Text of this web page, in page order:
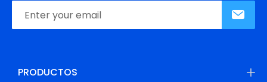
PRODUCTOS